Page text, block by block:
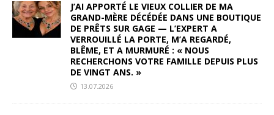
J’AI APPORTÉ LE VIEUX COLLIER DE MA
GRAND-MÈRE DÉCÉDÉE DANS UNE BOUTIQUE
DE PRÊTS SUR GAGE — L’EXPERT A
VERROUILLÉ LA PORTE, M’A REGARDÉ,
BLÊME, ET A MURMURÉ : « NOUS
RECHERCHONS VOTRE FAMILLE DEPUIS PLUS
DE VINGT ANS. »
13.07.2026